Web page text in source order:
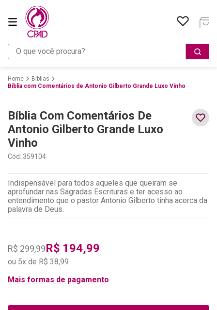
O que você procura?
Bíblias
Bíblia com Comentários de Antonio Gilberto Grande Luxo Vinho
Bíblia Com Comentários De
Antonio Gilberto Grande Luxo
Vinho
Cód: 359104
Indispensável para todos aqueles que queiram se
aprofundar nas Sagradas Escrituras e ter acesso ao
entendimento que o pastor Antonio Gilberto tinha acerca da
palavra de Deus.
R$299,99R$ 194,99
ou 5x de R$ 38,99
Mais formas de pagamento